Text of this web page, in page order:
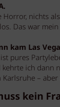
Horror, nichts
Das war
kam Las
pures
kehrte ich dann
–
kein